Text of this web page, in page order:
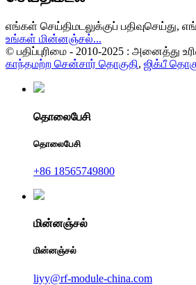
எங்கள் செய்திமடலுக்குப் பதிவுசெய்து,
உங்கள் மின்னஞ்சல்...
© பதிப்புரிமை - 2010-2025 : அனைத்து
காந்தமற்ற சென்சார் தொகுதி, ஜிக்பீ
தொலைபேசி
தொலைபேசி
+86 18565749800
மின்னஞ்சல்
மின்னஞ்சல்
liyy@rf-module-china.com